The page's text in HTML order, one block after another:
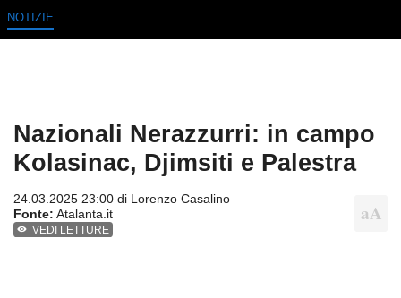
NOTIZIE
Nazionali Nerazzurri: in campo
Kolasinac, Djimsiti e Palestra
24.03.2025 23:00 di Lorenzo Casalino
Fonte: Atalanta.it
VEDI LETTURE